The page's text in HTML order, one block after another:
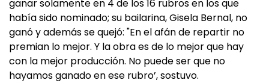
ganar solamente en 4 de los 16 rubros en los que
había sido nominado; su bailarina, Gisela Bernal, no
ganó y además se quejó: "En el afán de repartir no
premian lo mejor. Y la obra es de lo mejor que hay
con la mejor producción. No puede ser que no
hayamos ganado en ese rubro’, sostuvo.